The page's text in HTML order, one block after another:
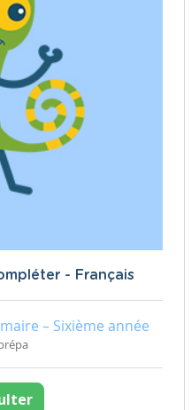
- Français
– Sixième année